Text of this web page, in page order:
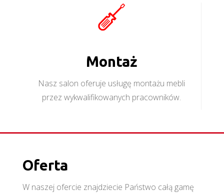
Montaż
Nasz salon oferuje usługę montażu mebli
przez wykwalifikowanych pracowników.
Oferta
W naszej ofercie znajdziecie Państwo całą gamę